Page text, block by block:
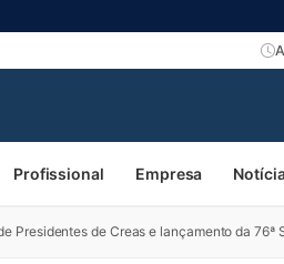
Profissional Empresa
Presidentes de Creas e lançamento da 76ª